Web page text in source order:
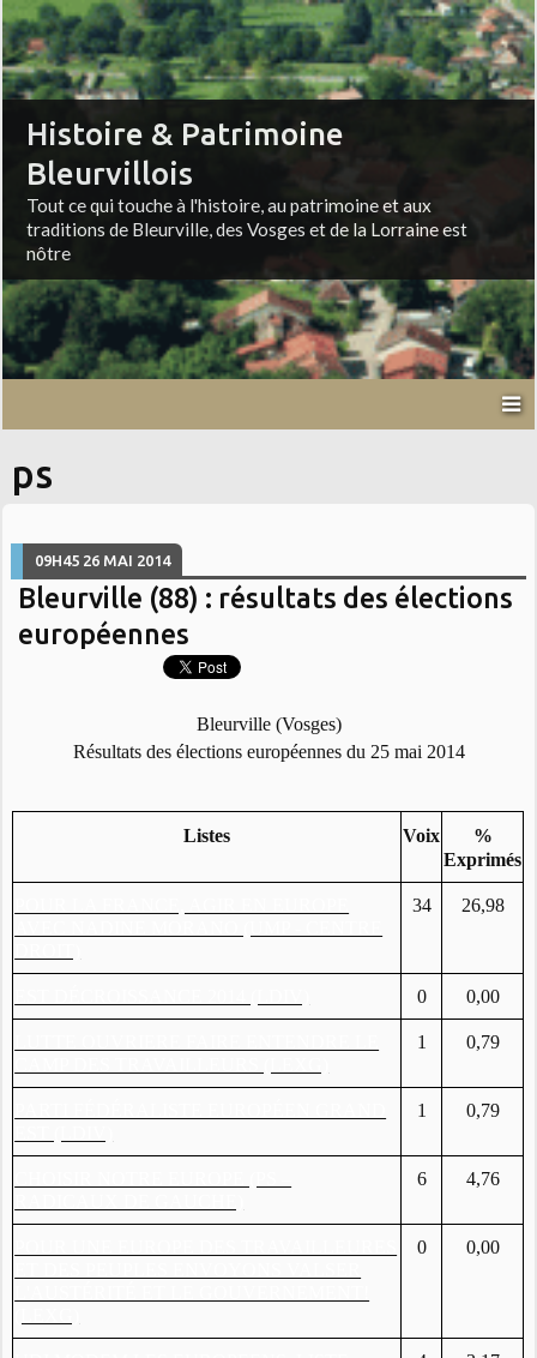
Histoire & Patrimoine
Bleurvillois
Tout ce qui touche à l'histoire, au patrimoine et aux
traditions de Bleurville, des Vosges et de la Lorraine est
nôtre
ps
09H45 26 MAI 2014
Bleurville (88) : résultats des élections
européennes
Bleurville (Vosges)
Résultats des élections européennes du 25 mai 2014
Listes Voix
%
Exprimés
34 26,98
0 0,00
1 0,79
1 0,79
6 4,76
0 0,00